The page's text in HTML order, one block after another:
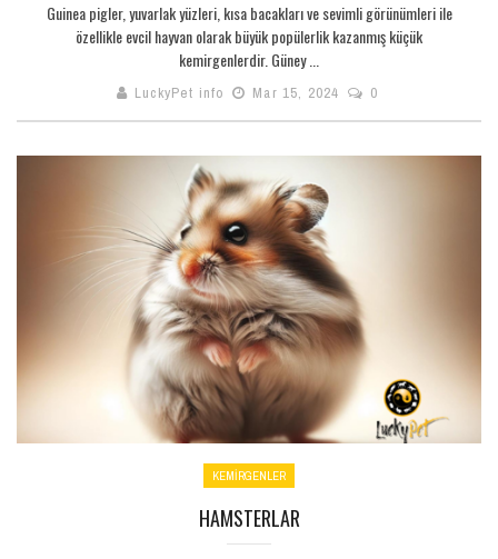
Guinea pigler, yuvarlak yüzleri, kısa bacakları ve sevimli görünümleri ile
özellikle evcil hayvan olarak büyük popülerlik kazanmış küçük
kemirgenlerdir. Güney ...
LuckyPet info Mar 15, 2024 0
KEMİRGENLER
HAMSTERLAR